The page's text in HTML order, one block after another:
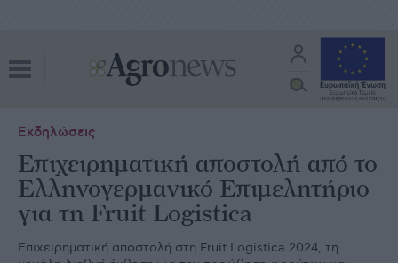
Εκδηλώσεις
Επιχειρηματική αποστολή από το
Ελληνογερμανικό Επιμελητήριο
για τη Fruit Logistica
Επιχειρηματική αποστολή στη Fruit Logistica 2024, τη